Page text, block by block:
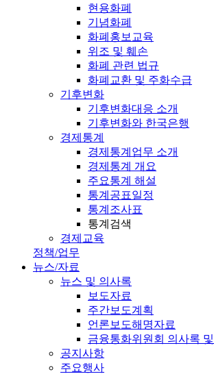
현용화폐
기념화폐
화폐홍보교육
위조 및 훼손
화폐 관련 법규
화폐교환 및 주화수급
기후변화
기후변화대응 소개
기후변화와 한국은행
경제통계
경제통계업무 소개
경제통계 개요
주요통계 해설
통계공표일정
통계조사표
통계검색
경제교육
정책/업무
뉴스/자료
뉴스 및 의사록
보도자료
주간보도계획
언론보도해명자료
금융통화위원회 의사록
공지사항
주요행사